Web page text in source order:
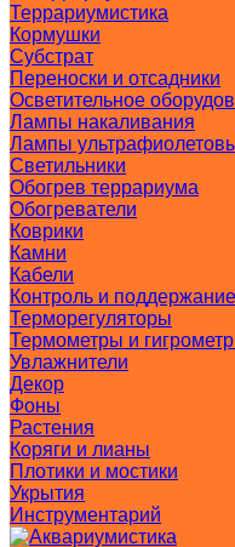
Террариумистика
Кормушки
Субстрат
Переноски и отсадники
Осветительное
Лампы накаливания
Лампы
Светильники
Обогрев террариума
Обогреватели
Коврики
Камни
Кабели
Контроль и
Терморегуляторы
Термометры и
Увлажнители
Декор
Фоны
Растения
Коряги и лианы
Плотики и мостики
Укрытия
Инструментарий